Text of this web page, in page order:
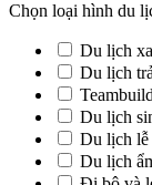
Chọn loại hình du
Du lịch
Du lịch
Du lịch
Du lịch lễ
Du lịch